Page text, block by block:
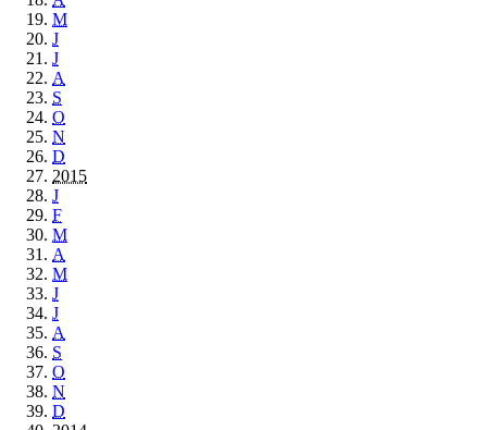
M
J
J
A
S
O
N
D
2015
J
F
M
A
M
J
J
A
S
O
N
D